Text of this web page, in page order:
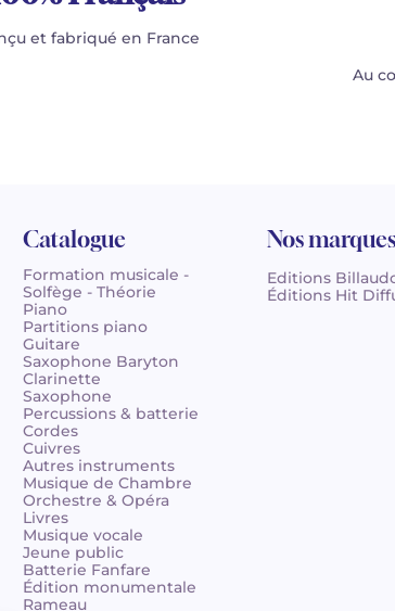
et fabriqué en France
Au
Catalogue
Formation musicale -
Solfège - Théorie
Piano
Partitions piano
Guitare
Saxophone Baryton
Clarinette
Saxophone
Percussions & batterie
Cordes
Cuivres
Autres instruments
Musique de Chambre
Orchestre & Opéra
Livres
Musique vocale
Jeune public
Batterie Fanfare
Édition monumentale
Rameau
Nos marques
Editions
Éditions Hit